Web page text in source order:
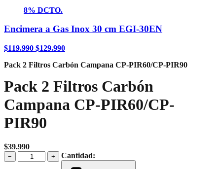
8% DCTO.
Encimera a Gas Inox 30 cm EGI-30EN
$119.990 $129.990
Pack 2 Filtros Carbón Campana CP-PIR60/CP-PIR90
Pack 2 Filtros Carbón
Campana CP-PIR60/CP-
PIR90
$39.990
Cantidad:
Pack
2
− +